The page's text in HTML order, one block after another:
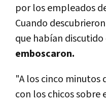
por los empleados
Cuando
que habían
emboscaron.
"A los cinco minutos
con los chicos